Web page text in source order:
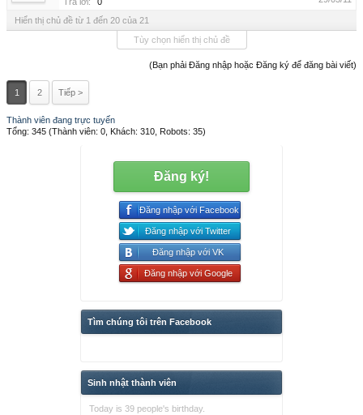
Hiển thị chủ đề từ 1 đến 20 của 21
Tùy chọn hiển thị chủ đề
(Bạn phải Đăng nhập hoặc Đăng ký để đăng bài viết)
1 2 Tiếp >
Thành viên đang trực tuyến
Tổng: 345 (Thành viên: 0, Khách: 310, Robots: 35)
Đăng ký!
Đăng nhập với Facebook
Đăng nhập với Twitter
Đăng nhập với VK
Đăng nhập với Google
Tìm chúng tôi trên Facebook
Sinh nhật thành viên
Today is 39 people's birthday.